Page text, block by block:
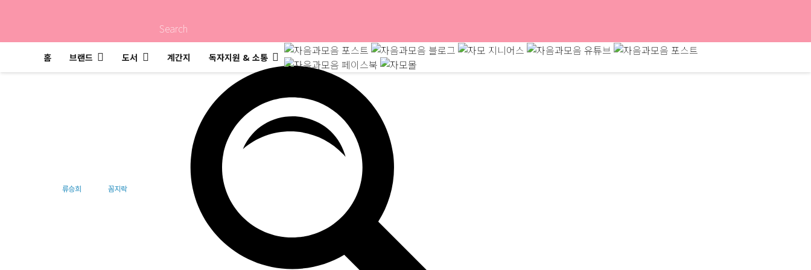
Search
홈 브랜드 도서 계간지 독자지원 & 소통
돌아오는 길은 언제나 따뜻하겠지
류승희 꼼지락